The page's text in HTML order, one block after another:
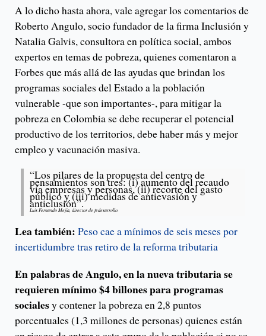
A lo dicho hasta ahora, vale agregar los comentarios de
Roberto Angulo, socio fundador de la firma Inclusión y
Natalia Galvis, consultora en política social, ambos
expertos en temas de pobreza, quienes comentaron a
Forbes que más allá de las ayudas que brindan los
programas sociales del Estado a la población
vulnerable -que son importantes-, para mitigar la
pobreza en Colombia se debe recuperar el potencial
productivo de los territorios, debe haber más y mejor
empleo y vacunación masiva.
“Los pilares de la propuesta del centro de
pensamientos son tres: (i) aumento del recaudo
vía empresas y personas, (ii) recorte del gasto
público y (iii) medidas de antievasión y
antielusión”.
Luis Fernando Mejía, director de fedesarrollo.
Lea también: Peso cae a mínimos de seis meses por
incertidumbre tras retiro de la reforma tributaria
En palabras de Angulo, en la nueva tributaria se
requieren mínimo $4 billones para programas
socialesy contener la pobreza en 2,8 puntos
porcentuales (1,3 millones de personas) quienes están